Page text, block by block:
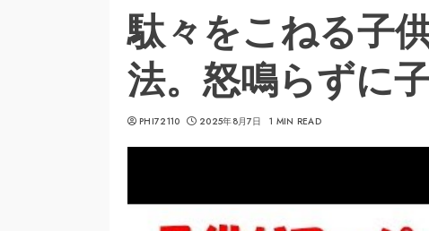
駄々をこねる子
法。怒鳴らずに
PHI72110 2025年8月7日 1 MIN READ